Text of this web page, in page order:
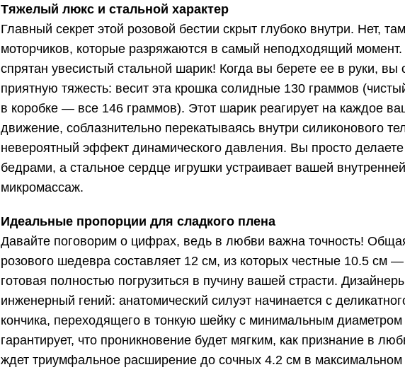
Тяжелый люкс и стальной характер
Главный секрет этой розовой бестии скрыт глубоко внутри. Нет,
моторчиков, которые разряжаются в самый неподходящий момент.
спрятан увесистый стальной шарик! Когда вы берете ее в руки, вы
приятную тяжесть: весит эта крошка солидные 130 граммов
в коробке — все 146 граммов). Этот шарик реагирует на каждое
движение, соблазнительно перекатываясь внутри силиконового
невероятный эффект динамического давления. Вы просто
бедрами, а стальное сердце игрушки устраивает вашей
микромассаж.
Идеальные пропорции для сладкого плена
Давайте поговорим о цифрах, ведь в любви важна точность!
розового шедевра составляет 12 см, из которых честные 10.5 см
готовая полностью погрузиться в пучину вашей страсти.
инженерный гений: анатомический силуэт начинается с
кончика, переходящего в тонкую шейку с минимальным диаметром
гарантирует, что проникновение будет мягким, как признание в
ждет триумфальное расширение до сочных 4.2 см в